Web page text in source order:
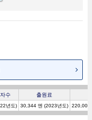
수 출원료
년도) 30,344 엔 (2023년도) 220,000